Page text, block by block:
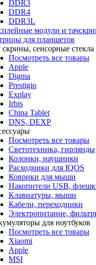
DDR3
DDR4
DDR3L
модули и
для планшетов
скрины, сенсорные стекла
Посмотреть все товары
Apple
Digma
Prestigio
Explay
Irbis
China Tablet
DNS, DEXP
Посмотреть все товары
Светотехника, гирлянды
Колонки, наушники
Расходники для IQOS
Коврики для мыши
Накопители USB,
Клавиатуры, мыши
Кабели, переходники
Электропитание,
для ноутбуков
Посмотреть все товары
Xiaomi
Apple
MSI